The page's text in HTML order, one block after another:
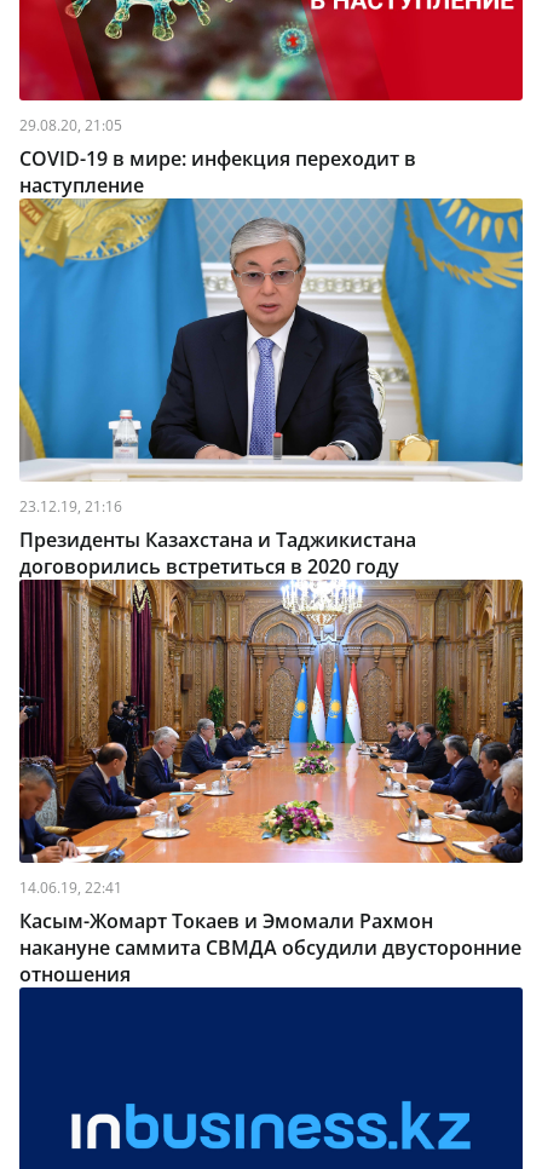
29.08.20, 21:05
COVID-19 в мире: инфекция переходит в
наступление
23.12.19, 21:16
Президенты Казахстана и Таджикистана
договорились встретиться в 2020 году
14.06.19, 22:41
Касым-Жомарт Токаев и Эмомали Рахмон
накануне саммита СВМДА обсудили двусторонние
отношения